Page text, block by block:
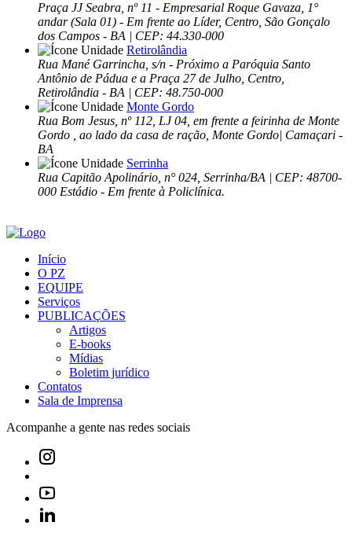
Praça JJ Seabra, nº 11 - Empresarial Roque Gavaza, 1°
andar (Sala 01) - Em frente ao Líder, Centro, São Gonçalo
dos Campos - BA | CEP: 44.330-000
Retirolândia
Rua Mané Garrincha, s/n - Próximo a Paróquia Santo
Antônio de Pádua e a Praça 27 de Julho, Centro,
Retirolândia - BA | CEP: 48.750-000
Monte Gordo
Rua Bom Jesus, nº 112, LJ 04, em frente a feirinha de Monte
Gordo , ao lado da casa de ração, Monte Gordo| Camaçari -
BA
Serrinha
Rua Capitão Apolinário, n° 024, Serrinha/BA | CEP: 48700-
000 Estádio - Em frente à Policlínica.
Início
O PZ
EQUIPE
Serviços
PUBLICAÇÕES
Artigos
E-books
Mídias
Boletim jurídico
Contatos
Sala de Imprensa
Acompanhe a gente nas redes sociais